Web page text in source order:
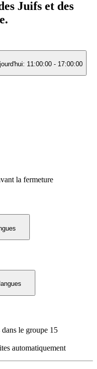
Juifs et des
11:00:00 - 17:00:00
la fermeture
le groupe 15
automatiquement